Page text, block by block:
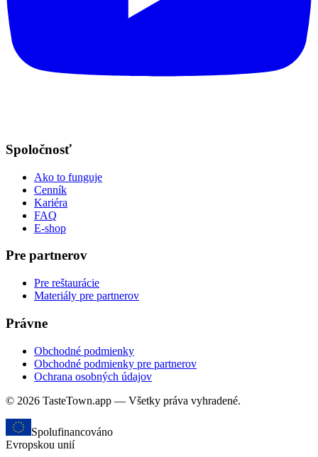
Spoločnosť
Ako to funguje
Cenník
Kariéra
FAQ
E-shop
Pre partnerov
Pre reštaurácie
Materiály pre partnerov
Právne
Obchodné podmienky
Obchodné podmienky pre partnerov
Ochrana osobných údajov
© 2026 TasteTown.app — Všetky práva vyhradené.
Spolufinancováno
Evropskou unií